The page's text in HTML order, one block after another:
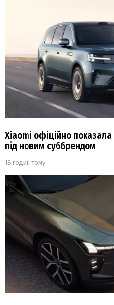
Xiaomi офіційно
під новим суббрендом
18 годин тому